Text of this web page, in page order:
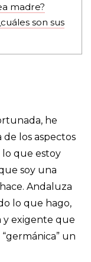
madre?
son sus
he
los aspectos
lo que estoy
soy una
Andaluza
lo que hago,
y exigente que
un